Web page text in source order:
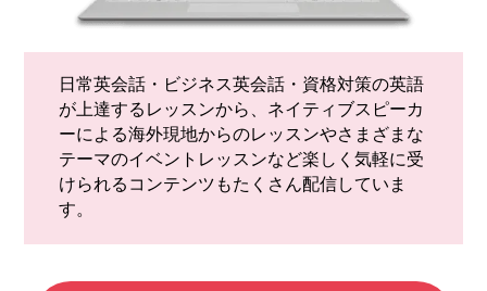
日常英会話・ビジネス英会話・資格対策の英語
が上達するレッスンから、 ネイティブスピーカ
ーによる海外現地からのレッスンやさまざまな
テーマのイベントレッスンなど楽しく気軽に受
けられるコンテンツもたくさん配信していま
す。